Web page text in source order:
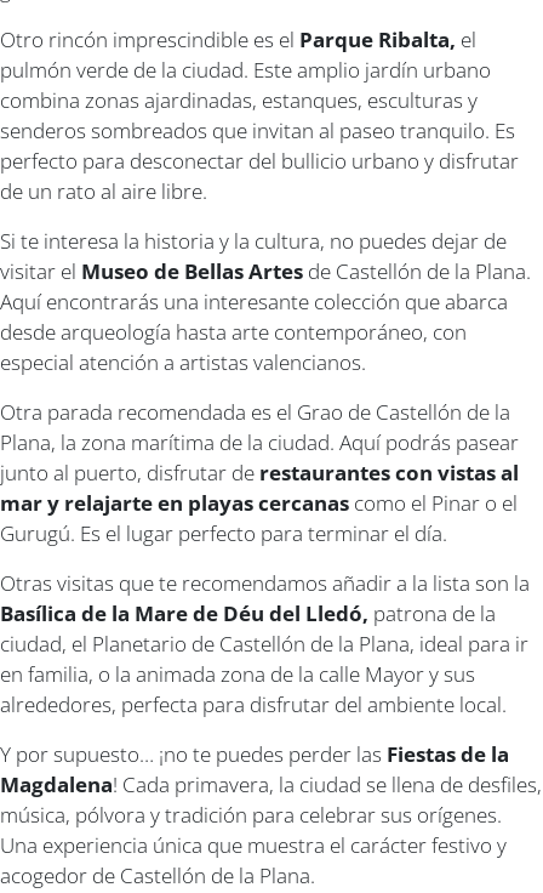
Otro rincón imprescindible es el Parque Ribalta, el
pulmón verde de la ciudad. Este amplio jardín urbano
combina zonas ajardinadas, estanques, esculturas y
senderos sombreados que invitan al paseo tranquilo. Es
perfecto para desconectar del bullicio urbano y disfrutar
de un rato al aire libre.
Si te interesa la historia y la cultura, no puedes dejar de
visitar el Museo de Bellas Artes de Castellón de la Plana.
Aquí encontrarás una interesante colección que abarca
desde arqueología hasta arte contemporáneo, con
especial atención a artistas valencianos.
Otra parada recomendada es el Grao de Castellón de la
Plana, la zona marítima de la ciudad. Aquí podrás pasear
junto al puerto, disfrutar de restaurantes con vistas al
mar y relajarte en playas cercanas como el Pinar o el
Gurugú. Es el lugar perfecto para terminar el día.
Otras visitas que te recomendamos añadir a la lista son la
Basílica de la Mare de Déu del Lledó, patrona de la
ciudad, el Planetario de Castellón de la Plana, ideal para ir
en familia, o la animada zona de la calle Mayor y sus
alrededores, perfecta para disfrutar del ambiente local.
Y por supuesto… ¡no te puedes perder las Fiestas de la
Magdalena! Cada primavera, la ciudad se llena de desfiles,
música, pólvora y tradición para celebrar sus orígenes.
Una experiencia única que muestra el carácter festivo y
acogedor de Castellón de la Plana.